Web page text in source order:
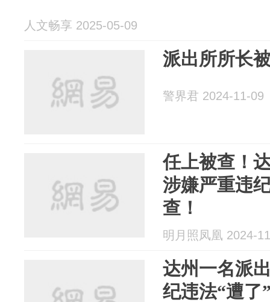
人文畅享 2025-05-09
派出所所长
警界君 2024-11-09
任上被查！
涉嫌严重违
查！
明月照凤凰 2024-
达州一名派
纪违法“遭了